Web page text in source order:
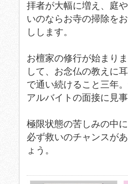
拝者が大幅に増え、庭
いのならお寺の掃除を
しします。
お檀家の修行が始まり
して、お念仏の教えに
で通い続けること三年
アルバイトの面接に見
極限状態の苦しみの中
必ず救いのチャンスが
ょう。